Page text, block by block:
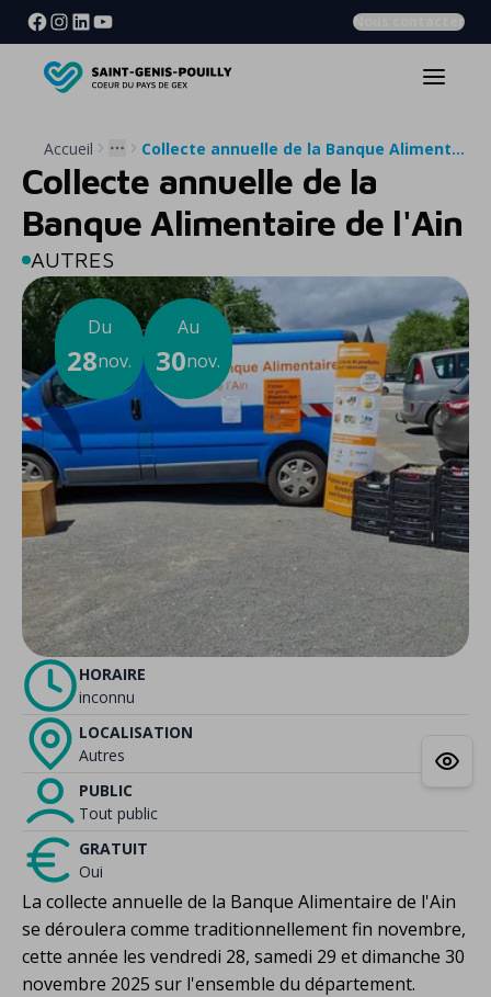
Nous contacter
Accueil More Collecte annuelle de la Banque Alimentaire de l'Ain
Collecte annuelle de la
Banque Alimentaire de l'Ain
AUTRES
Du
28nov.
Au
30nov.
HORAIRE
inconnu
LOCALISATION
Autres
PUBLIC
Tout public
GRATUIT
Oui
La collecte annuelle de la Banque Alimentaire de l'Ain
se déroulera comme traditionnellement fin novembre,
cette année les vendredi 28, samedi 29 et dimanche 30
novembre 2025 sur l'ensemble du département.